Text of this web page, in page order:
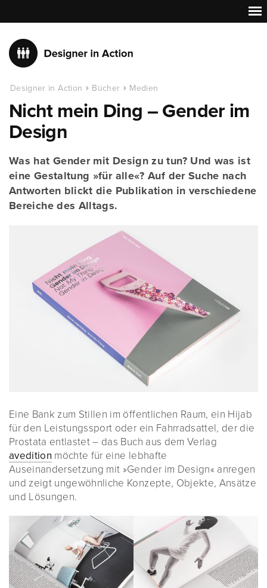
Designer in Action Bücher Medien
Nicht mein Ding – Gender im
Design
Was hat Gender mit Design zu tun? Und was ist
eine Gestaltung »für alle«? Auf der Suche nach
Antworten blickt die Publikation in verschiedene
Bereiche des Alltags.
Eine Bank zum Stillen im öffentlichen Raum, ein Hijab
für den Leistungssport oder ein Fahrradsattel, der die
Prostata entlastet – das Buch aus dem Verlag
avedition möchte für eine lebhafte
Auseinandersetzung mit »Gender im Design« anregen
und zeigt ungewöhnliche Konzepte, Objekte, Ansätze
und Lösungen.